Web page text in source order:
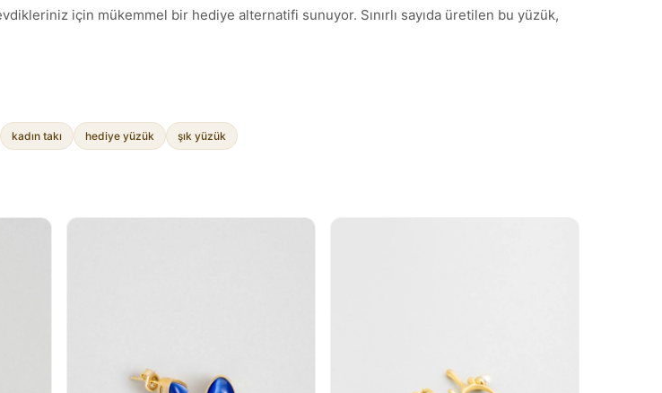
için mükemmel bir hediye alternatifi sunuyor. Sınırlı sayıda üretilen bu yüzük,
kadın takı hediye yüzük şık yüzük